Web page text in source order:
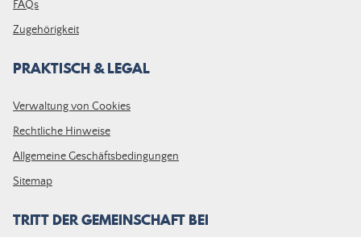
FAQs
Zugehörigkeit
PRAKTISCH & LEGAL
Verwaltung von Cookies
Rechtliche Hinweise
Allgemeine Geschäftsbedingungen
Sitemap
TRITT DER GEMEINSCHAFT BEI